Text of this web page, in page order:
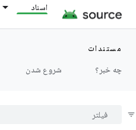
اسناد
مستندات
چه خبر؟
شروع شدن